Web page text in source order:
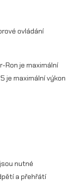
ovládání
Ron je maximální
je maximální výkon
nutné
a přehřátí